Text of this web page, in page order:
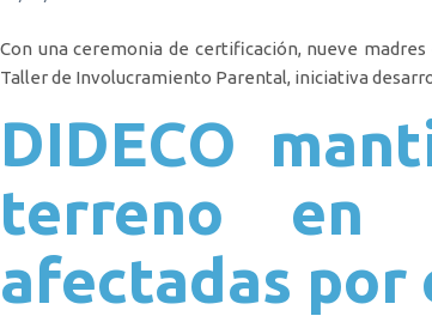
Con una ceremonia de certificación, nueve
Taller de Involucramiento Parental, iniciativa
DIDECO
terreno en
afectadas